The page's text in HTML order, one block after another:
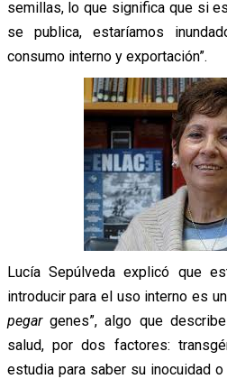
semillas, lo que significa que si
se publica, estaríamos
consumo interno y exportación”.
Lucía Sepúlveda explicó que
introducir para el uso interno es
pegargenes”, algo que
salud, por dos factores:
estudia para saber su inocuidad